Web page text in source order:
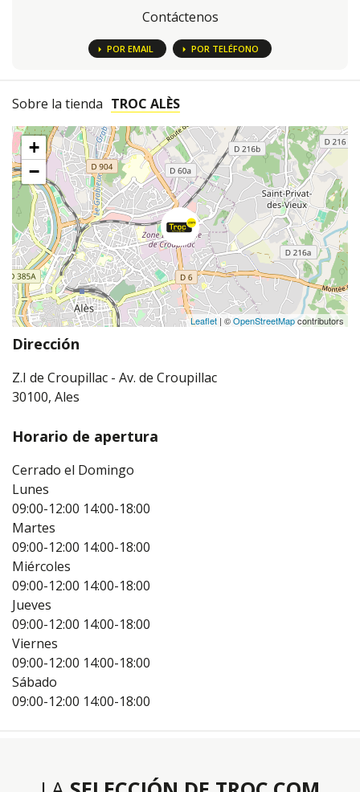
Contáctenos
POR EMAIL POR TELÉFONO
Sobre la tienda TROC ALÈS
+
−
Leaflet | ©OpenStreetMapcontributors
Dirección
Z.I de Croupillac - Av. de Croupillac
30100, Ales
Horario de apertura
Cerrado el Domingo
Lunes
09:00-12:00 14:00-18:00
Martes
09:00-12:00 14:00-18:00
Miércoles
09:00-12:00 14:00-18:00
Jueves
09:00-12:00 14:00-18:00
Viernes
09:00-12:00 14:00-18:00
Sábado
09:00-12:00 14:00-18:00